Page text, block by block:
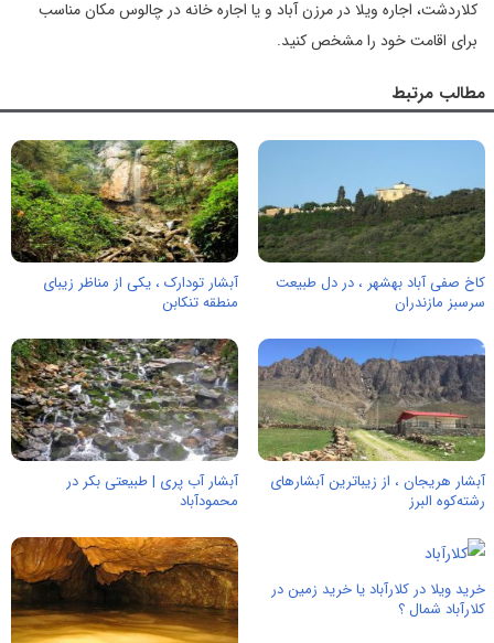
کلاردشت، اجاره ویلا در مرزن آباد و یا اجاره خانه در چالوس مکان مناسب
برای اقامت خود را مشخص کنید.
مطالب مرتبط
کاخ صفی آباد بهشهر ، در دل طبیعت
سرسبز مازندران
آبشار تودارک ، یکی از مناظر زیبای
منطقه تنکابن
آبشار هریجان ، از زیباترین آبشارهای
رشته‌کوه البرز
آبشار آب پری | طبیعتی بکر در
محمودآباد
خرید ویلا در کلارآباد یا خرید زمین در
کلارآباد شمال ؟